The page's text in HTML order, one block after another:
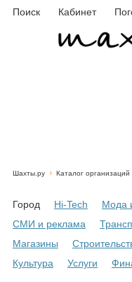
Поиск Кабинет
Шахты.ру Каталог организаций
Город Hi-Tech Мода
СМИ и реклама
Магазины
Культура
Услуги